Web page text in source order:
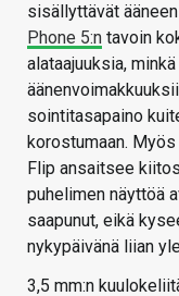
sisällyttävät
Phone 5:n tavoin
alataajuuksia,
sointitasapaino
korostumaan.
Flip ansaitsee
puhelimen näyttöä
saapunut, eikä
nykypäivänä liian
3,5 mm:n